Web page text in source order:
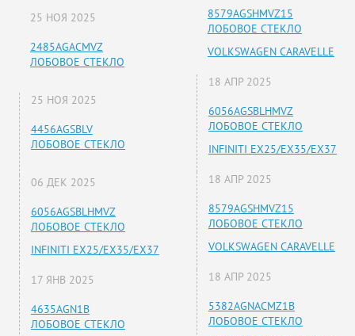
25 НОЯ 2025
2485AGACMVZ
ЛОБОВОЕ СТЕКЛО
25 НОЯ 2025
4456AGSBLV
ЛОБОВОЕ СТЕКЛО
06 ДЕК 2025
6056AGSBLHMVZ
ЛОБОВОЕ СТЕКЛО
INFINITI EX25/EX35/EX37
17 ЯНВ 2025
4635AGN1B
ЛОБОВОЕ СТЕКЛО
8579AGSHMVZ15
ЛОБОВОЕ СТЕКЛО
VOLKSWAGEN CARAVELLE
18 АПР 2025
6056AGSBLHMVZ
ЛОБОВОЕ СТЕКЛО
INFINITI EX25/EX35/EX37
18 АПР 2025
8579AGSHMVZ15
ЛОБОВОЕ СТЕКЛО
VOLKSWAGEN CARAVELLE
18 АПР 2025
5382AGNACMZ1B
ЛОБОВОЕ СТЕКЛО